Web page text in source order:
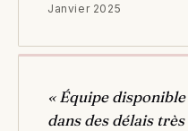
Janvier 2025
« Équipe
dans des délais